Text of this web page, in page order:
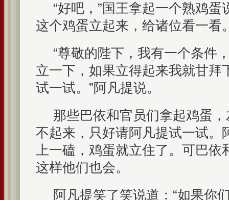
“好吧，”国王拿起一个熟鸡蛋
这个鸡蛋立起来，给诸位看一看
“尊敬的陛下，我有一个条件
立一下，如果立得起来我就甘拜
试一试。”阿凡提说。
那些巴依和官员们拿起鸡蛋
不起来，只好请阿凡提试一试。
上一磕，鸡蛋就立住了。可巴依
这样他们也会。
阿凡提笑了笑说道：“如果你